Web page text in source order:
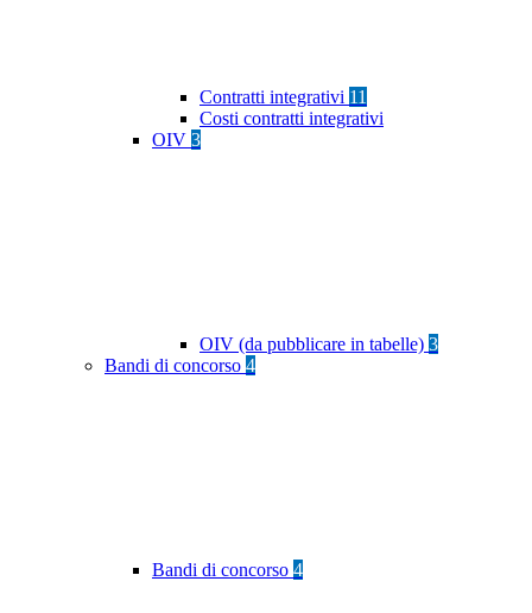
Contratti integrativi 11
Costi contratti integrativi
OIV 3
OIV (da pubblicare in tabelle) 3
Bandi di concorso 4
Bandi di concorso 4